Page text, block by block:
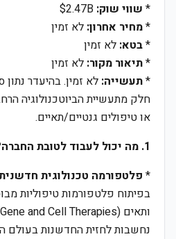
* שווי שוק:
*מחיר אחרון: לא זמין
*בטא: לא זמין
*תיאור מקור: לא זמין
*תעשייה: לא זמין. בהיעדר נתון
חלק מתעשיית הביוטכנולוגיה
או טיפולים גנטיים/תאיים.
1. מה יכול לעבוד לטובת החברה?
* פלטפורמה טכנולוגית
בפיתוח פלטפורמות טיפוליות
נחשבות לחזית החדשנות בעולם